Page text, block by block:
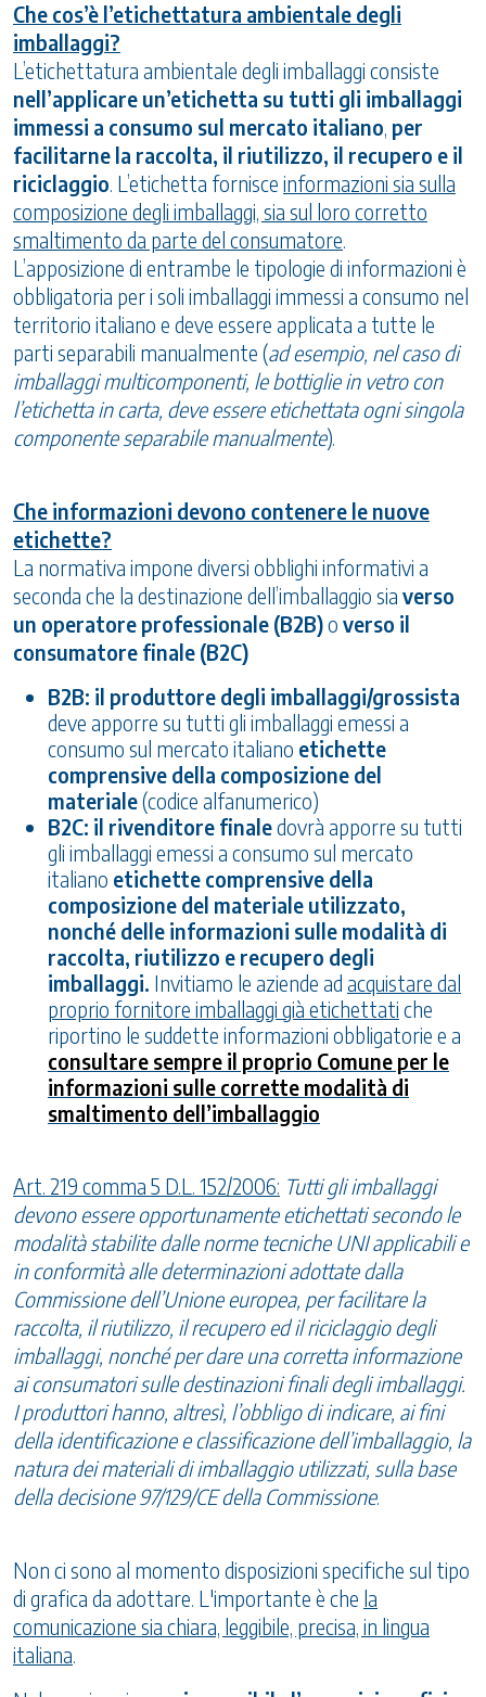
Che cos’è l’etichettatura ambientale degli
imballaggi?
L’etichettatura ambientale degli imballaggi consiste
nell’applicare un’etichetta su tutti gli imballaggi
immessi a consumo sul mercato italiano, per
facilitarne la raccolta, il riutilizzo, il recupero e il
riciclaggio. L’etichetta fornisce informazioni sia sulla
composizione degli imballaggi, sia sul loro corretto
smaltimento da parte del consumatore.
L’apposizione di entrambe le tipologie di informazioni è
obbligatoria per i soli imballaggi immessi a consumo nel
territorio italiano e deve essere applicata a tutte le
parti separabili manualmente (ad esempio, nel caso di
imballaggi multicomponenti, le bottiglie in vetro con
l’etichetta in carta, deve essere etichettata ogni singola
componente separabile manualmente).
Che informazioni devono contenere le nuove
etichette?
La normativa impone diversi obblighi informativi a
seconda che la destinazione dell’imballaggio sia verso
un operatore professionale (B2B)o verso il
consumatore finale (B2C)
B2B: il produttore degli imballaggi/grossista
deve apporre su tutti gli imballaggi emessi a
consumo sul mercato italiano etichette
comprensive della composizione del
materiale(codice alfanumerico)
B2C: il rivenditore finaledovrà apporre su tutti
gli imballaggi emessi a consumo sul mercato
italiano etichette comprensive della
composizione del materiale utilizzato,
nonché delle informazioni sulle modalità di
raccolta, riutilizzo e recupero degli
imballaggi. Invitiamo le aziende ad acquistare dal
proprio fornitore imballaggi già etichettati che
riportino le suddette informazioni obbligatorie e a
consultare sempre il proprio Comune per le
informazioni sulle corrette modalità di
smaltimento dell’imballaggio
Art. 219 comma 5 D.L. 152/2006: Tutti gli imballaggi
devono essere opportunamente etichettati secondo le
modalità stabilite dalle norme tecniche UNI applicabili e
in conformità alle determinazioni adottate dalla
Commissione dell’Unione europea, per facilitare la
raccolta, il riutilizzo, il recupero ed il riciclaggio degli
imballaggi, nonché per dare una corretta informazione
ai consumatori sulle destinazioni finali degli imballaggi.
I produttori hanno, altresì, l’obbligo di indicare, ai fini
della identificazione e classificazione dell’imballaggio, la
natura dei materiali di imballaggio utilizzati, sulla base
della decisione 97/129/CE della Commissione.
Non ci sono al momento disposizioni specifiche sul tipo
di grafica da adottare. L'importante è che la
comunicazione sia chiara, leggibile, precisa, in lingua
italiana.